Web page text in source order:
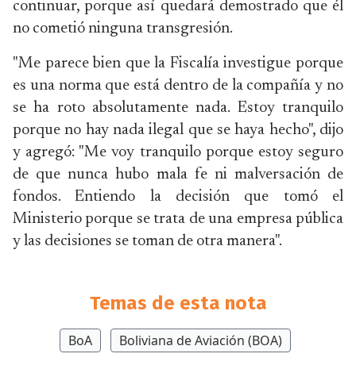
continuar, porque así quedará demostrado que él
no cometió ninguna transgresión.
"Me parece bien que la Fiscalía investigue porque
es una norma que está dentro de la compañía y no
se ha roto absolutamente nada. Estoy tranquilo
porque no hay nada ilegal que se haya hecho", dijo
y agregó: "Me voy tranquilo porque estoy seguro
de que nunca hubo mala fe ni malversación de
fondos. Entiendo la decisión que tomó el
Ministerio porque se trata de una empresa pública
y las decisiones se toman de otra manera".
Temas de esta nota
BoA Boliviana de Aviación (BOA)